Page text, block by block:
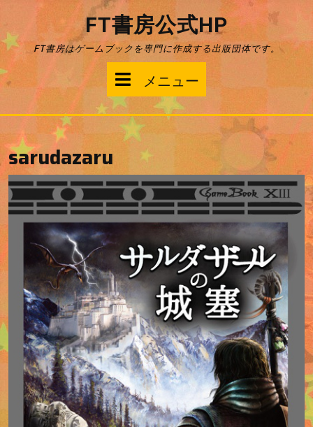
テ
ン
ツ
へ
FT書房公式HP
FT書房はゲームブックを専門に作成する出版団体です。
メニュー
ニ
ュ
ー
sarudazaru